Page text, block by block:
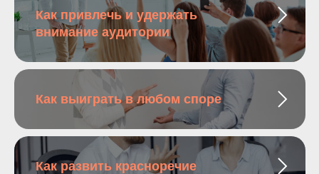
Как привлечь и удержать
внимание аудитории
Как выиграть в любом споре
Как развить красноречие